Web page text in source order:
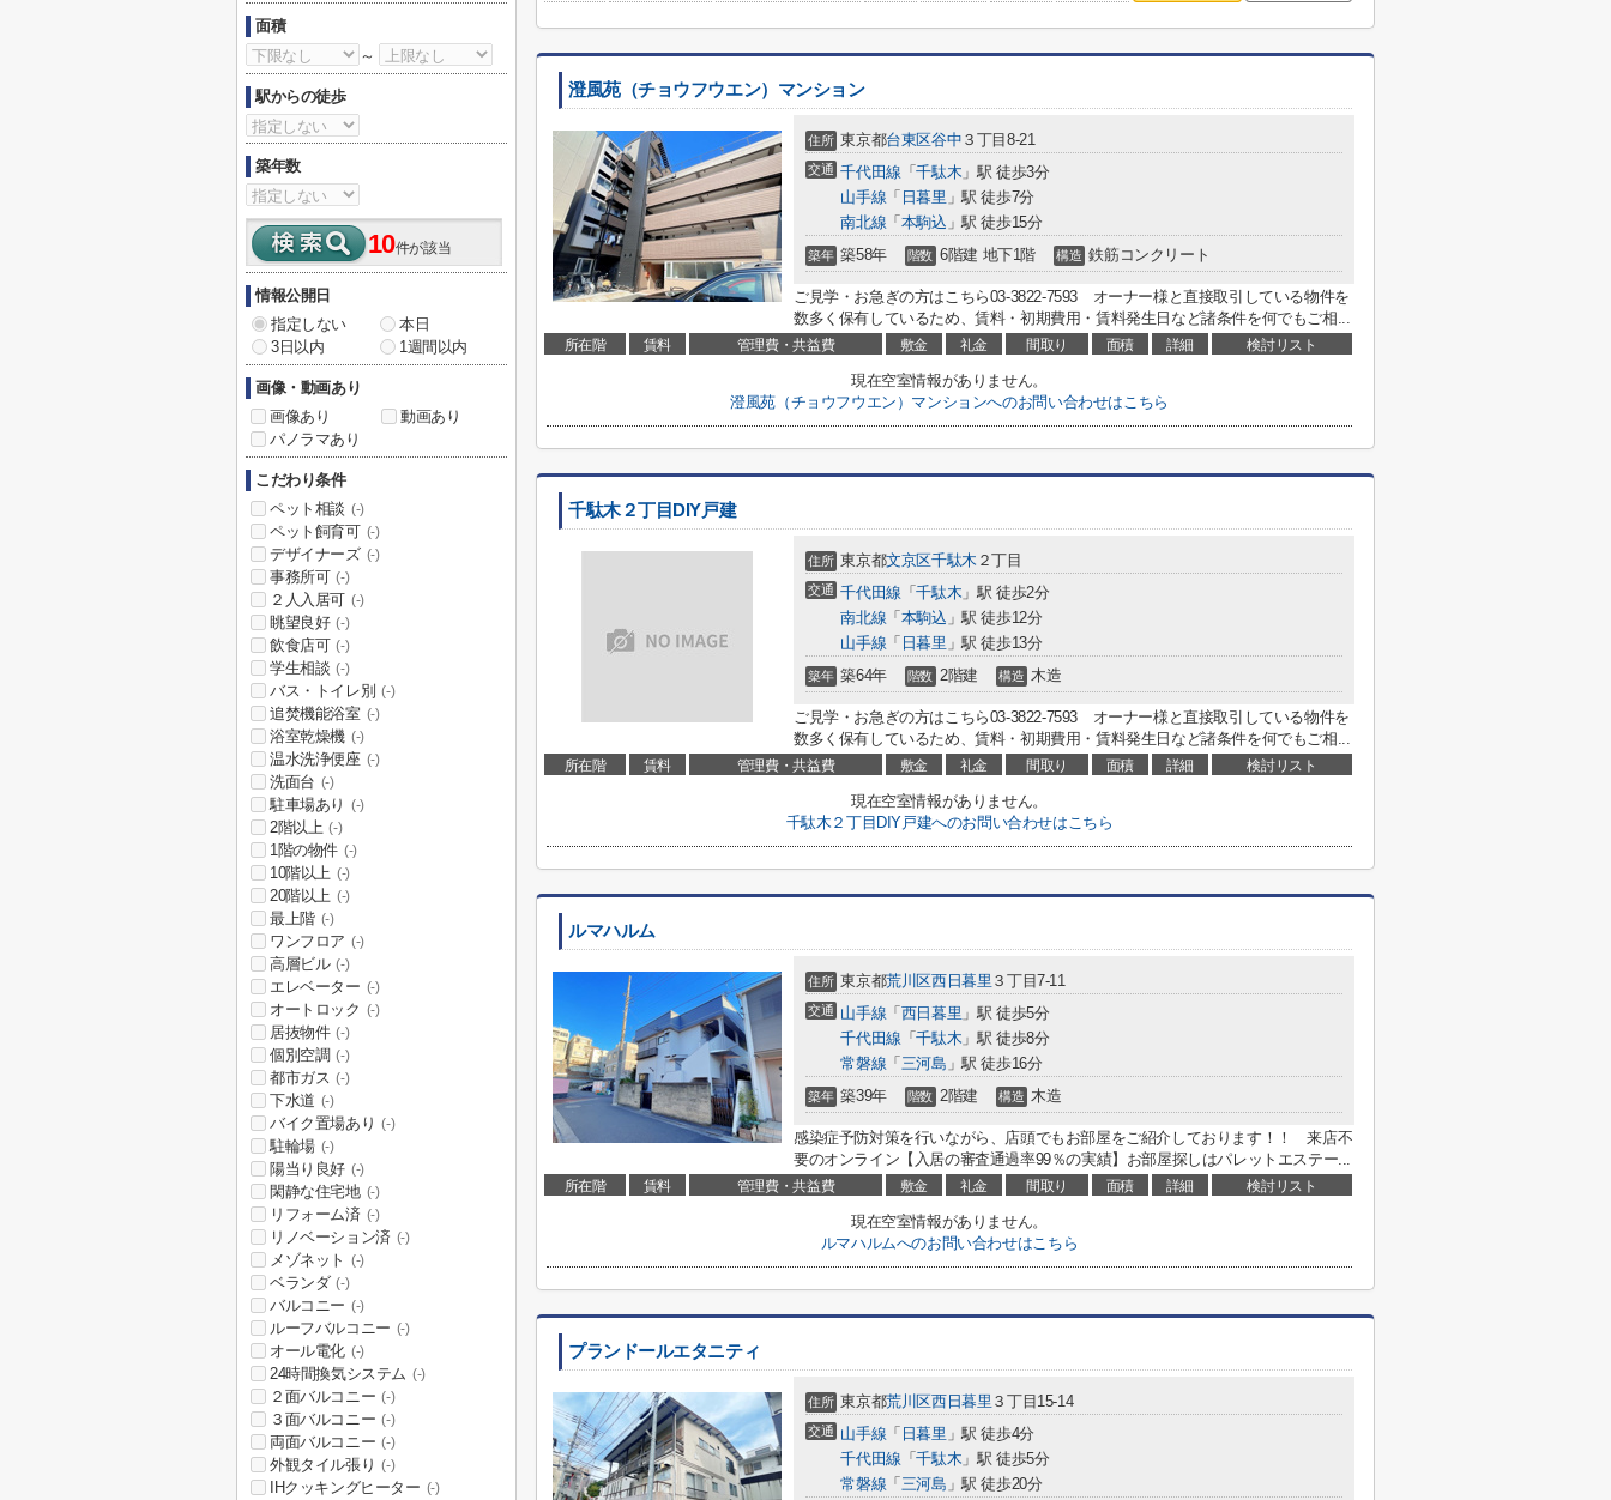
澄風苑（チョウフウエン）マンション
住所 東京都台東区谷中 ３丁目8-21
交通 千代田線 「千駄木 」駅 徒歩3分
山手線 「 日暮里 」駅 徒歩7分
南北線 「 本駒込 」駅 徒歩15分
築年 築58年 階数 6階建 地下1階 構造 鉄筋コンクリート
ご見学・お急ぎの方はこちら03-3822-7593 オーナー様と直接取引している物件を
数多く保有しているため、賃料・初期費用・賃料発生日など諸条件を何でもご相...
所在階 賃料 管理費・共益費 敷金 礼金 間取り 面積 詳細 検討リスト
現在空室情報がありません。
澄風苑（チョウフウエン）マンションへのお問い合わせはこちら
千駄木２丁目DIY戸建
住所 東京都文京区千駄木 ２丁目
交通 千代田線 「千駄木 」駅 徒歩2分
南北線 「 本駒込 」駅 徒歩12分
山手線 「 日暮里 」駅 徒歩13分
築年 築64年 階数 2階建 構造 木造
ご見学・お急ぎの方はこちら03-3822-7593 オーナー様と直接取引している物件を
数多く保有しているため、賃料・初期費用・賃料発生日など諸条件を何でもご相...
所在階 賃料 管理費・共益費 敷金 礼金 間取り 面積 詳細 検討リスト
現在空室情報がありません。
千駄木２丁目DIY戸建へのお問い合わせはこちら
ルマハルム
住所 東京都荒川区西日暮里 ３丁目7-11
交通 山手線 「 西日暮里 」駅 徒歩5分
千代田線 「千駄木 」駅 徒歩8分
常磐線 「 三河島 」駅 徒歩16分
築年 築39年 階数 2階建 構造 木造
感染症予防対策を行いながら、店頭でもお部屋をご紹介しております！！ 来店不
要のオンライン【入居の審査通過率99％の実績】お部屋探しはパレットエステー...
所在階 賃料 管理費・共益費 敷金 礼金 間取り 面積 詳細 検討リスト
現在空室情報がありません。
ルマハルムへのお問い合わせはこちら
プランドールエタニティ
住所 東京都荒川区西日暮里 ３丁目15-14
交通 山手線 「 日暮里 」駅 徒歩4分
千代田線 「千駄木 」駅 徒歩5分
常磐線 「 三河島 」駅 徒歩20分
面積
～
駅からの徒歩
築年数
10件が該当
情報公開日
指定しない
本日
3日以内
1週間以内
画像・動画あり
画像あり
動画あり
パノラマあり
こだわり条件
ペット相談 (-)
ペット飼育可 (-)
デザイナーズ (-)
事務所可 (-)
２人入居可 (-)
眺望良好 (-)
飲食店可 (-)
学生相談 (-)
バス・トイレ別 (-)
追焚機能浴室 (-)
浴室乾燥機 (-)
温水洗浄便座 (-)
洗面台 (-)
駐車場あり (-)
2階以上 (-)
1階の物件 (-)
10階以上 (-)
20階以上 (-)
最上階 (-)
ワンフロア (-)
高層ビル (-)
エレベーター (-)
オートロック (-)
居抜物件 (-)
個別空調 (-)
都市ガス (-)
下水道 (-)
バイク置場あり (-)
駐輪場 (-)
陽当り良好 (-)
閑静な住宅地 (-)
リフォーム済 (-)
リノベーション済 (-)
メゾネット (-)
ベランダ (-)
バルコニー (-)
ルーフバルコニー (-)
オール電化 (-)
24時間換気システム (-)
２面バルコニー (-)
３面バルコニー (-)
両面バルコニー (-)
外観タイル張り (-)
IHクッキングヒーター (-)